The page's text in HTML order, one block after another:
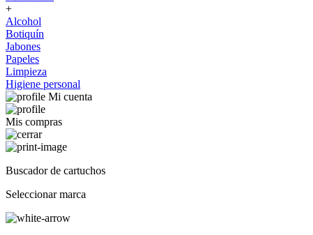
+
Alcohol
Botiquín
Jabones
Papeles
Limpieza
Higiene personal
Mi cuenta
Mis compras
Buscador de cartuchos
Seleccionar marca